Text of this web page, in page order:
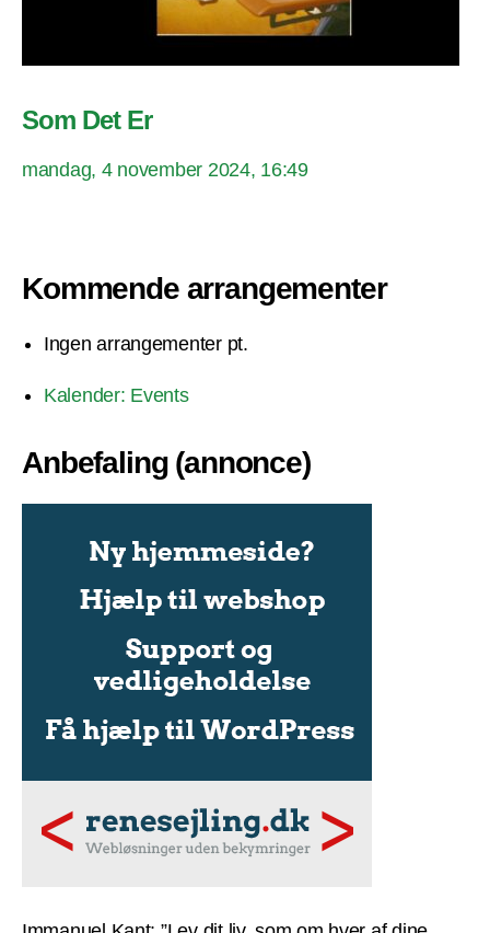
Som Det Er
mandag, 4 november 2024, 16:49
Kommende arrangementer
Ingen arrangementer pt.
Kalender: Events
Anbefaling (annonce)